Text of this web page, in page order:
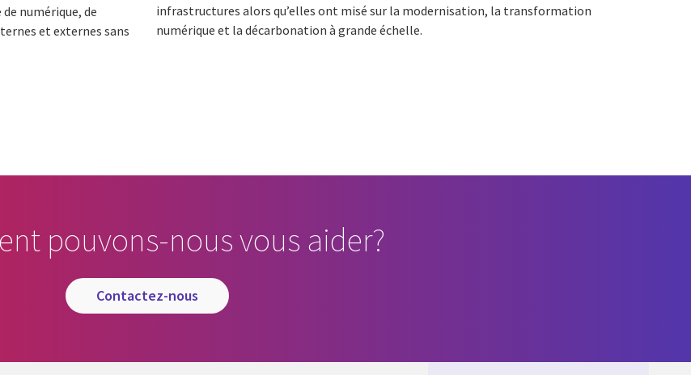
numérique, de
et externes sans
infrastructures alors qu’elles ont misé sur la modernisation, la transformation
numérique et la décarbonation à grande échelle.
pouvons-nous vous aider?
contactez-nous